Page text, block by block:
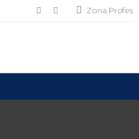
Zona Profes
menu